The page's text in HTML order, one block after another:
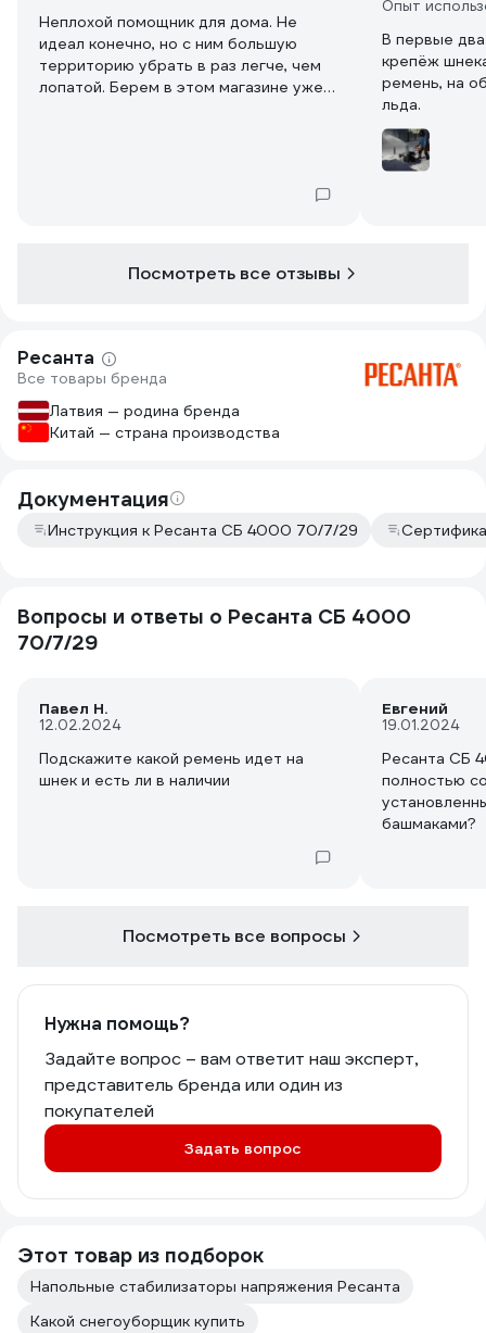
Неплохой помощник для дома. Не
идеал конечно, но с ним большую
территорию убрать в раз легче, чем
лопатой. Берем в этом магазине уже
Опыт
В первые
крепёж
ремень, на
льда.
Посмотреть все отзывы
Ресанта
Все товары бренда
Латвия — родина бренда
Китай — страна производства
Документация
Инструкция к Ресанта СБ 4000 70/7/29
Вопросы и ответы о Ресанта СБ 4000
70/7/29
Павел Н.
12.02.2024
Подскажите какой ремень идет на
шнек и есть ли в наличии
Евгений
19.01.2024
Ресанта СБ
полностью
башмаками?
Посмотреть все вопросы
Нужна помощь?
Задайте вопрос – вам ответит наш эксперт,
представитель бренда или один из
покупателей
Задать вопрос
Этот товар из подборок
Напольные стабилизаторы напряжения Ресанта
Какой снегоуборщик купить